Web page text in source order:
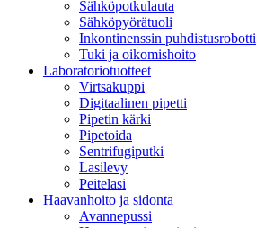
Sähköpotkulauta
Sähköpyörätuoli
Inkontinenssin puhdistusrobotti
Tuki ja oikomishoito
Laboratoriotuotteet
Virtsakuppi
Digitaalinen pipetti
Pipetin kärki
Pipetoida
Sentrifugiputki
Lasilevy
Peitelasi
Haavanhoito ja sidonta
Avannepussi